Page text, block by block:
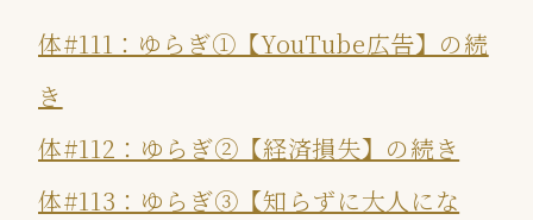
体#111：ゆらぎ①【YouTube広告】の続
き
体#112：ゆらぎ②【経済損失】の続き
体#113：ゆらぎ③【知らずに大人にな